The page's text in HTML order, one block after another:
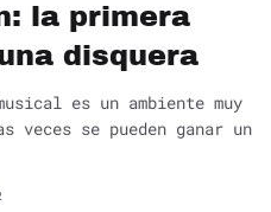
la primera
disquera
es un ambiente muy
veces se pueden ganar un